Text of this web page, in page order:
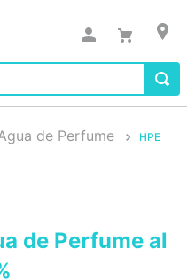
de Perfume
HPE
de Perfume al